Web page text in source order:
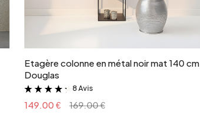
Ajouter au panier
Etagère colonne en métal noir mat 140 cm
Douglas
&
8 Avis
149.00 € 169.00 €